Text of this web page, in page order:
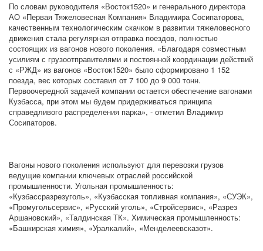
По словам руководителя «Восток1520» и генерального директора
АО «Первая Тяжеловесная Компания» Владимира Сосипаторова,
качественным технологическим скачком в развитии тяжеловесного
движения стала регулярная отправка поездов, полностью
состоящих из вагонов нового поколения. «Благодаря совместным
усилиям с грузоотправителями и постоянной координации действий
с «РЖД» из вагонов «Восток1520» было сформировано 1 152
поезда, вес которых составил от 7 100 до 9 000 тонн.
Первоочередной задачей компании остается обеспечение вагонами
Кузбасса, при этом мы будем придерживаться принципа
справедливого распределения парка», - отметил Владимир
Сосипаторов.
Вагоны нового поколения используют для перевозки грузов
ведущие компании ключевых отраслей российской
промышленности. Угольная промышленность:
«Кузбассразрезуголь», «Кузбасская топливная компания», «СУЭК»,
«Промугольсервис», «Русский уголь», «Стройсервис», «Разрез
Аршановский», «Талдинская ТК». Химическая промышленность:
«Башкирская химия», «Уралкалий», «Менделеевсказот».